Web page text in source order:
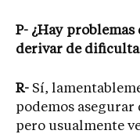
P- ¿Hay
derivar de
R- Sí,
podemos asegurar
pero usualmente